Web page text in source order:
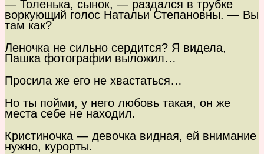
— Толенька, сынок, — раздался в трубке
воркующий голос Натальи Степановны. — Вы
там как?
Леночка не сильно сердится? Я видела,
Пашка фотографии выложил…
Просила же его не хвастаться…
Но ты пойми, у него любовь такая, он же
места себе не находил.
Кристиночка — девочка видная, ей внимание
нужно, курорты.